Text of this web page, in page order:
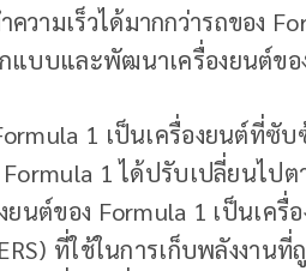
ความเร็วได้มากกว่ารถของ
แบบและพัฒนาเครื่องยนต์ขอ
1 เป็นเครื่องยนต์ที่
Formula 1 ได้ปรับเปลี่ยนไป
ยนต์ของ Formula 1 เป็นเค
ที่ใช้ในการเก็บพลังงา